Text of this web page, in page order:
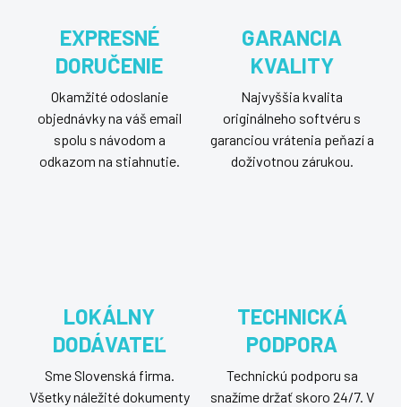
EXPRESNÉ
DORUČENIE
Okamžité odoslanie
objednávky na váš email
spolu s návodom a
odkazom na stiahnutie.
GARANCIA
KVALITY
Najvyššia kvalita
originálneho softvéru s
garanciou vrátenia peňazí a
doživotnou zárukou.
LOKÁLNY
DODÁVATEĽ
Sme Slovenská firma.
Všetky náležité dokumenty
TECHNICKÁ
PODPORA
Technickú podporu sa
snažíme držať skoro 24/7. V